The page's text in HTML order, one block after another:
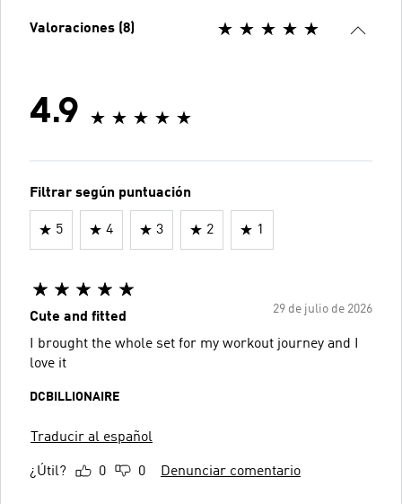
Valoraciones (8)
4.9
Filtrar según puntuación
5 4 3 2 1
29 de julio de 2026
Cute and fitted
I brought the whole set for my workout journey and I
love it
DCBILLIONAIRE
Traducir al español
¿Útil? 0 0 Denunciar comentario